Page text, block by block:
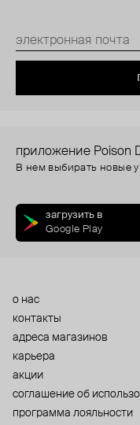
приложение Poison
В нем выбирать новые
загрузить в
Google Play
о нас
контакты
адреса магазинов
карьера
акции
cоглашение об
программа лояльности